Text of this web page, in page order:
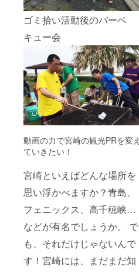
ゴミ拾い活動後のバーベ
キュー会
動画の力で宮崎の観光PRを変え
ていきたい！
宮崎といえばどんな場所を
思い浮かべますか？青島、
フェニックス、高千穂峡…
などが有名でしょうか。 で
も、それだけじゃないんで
す！宮崎には、まだまだ知